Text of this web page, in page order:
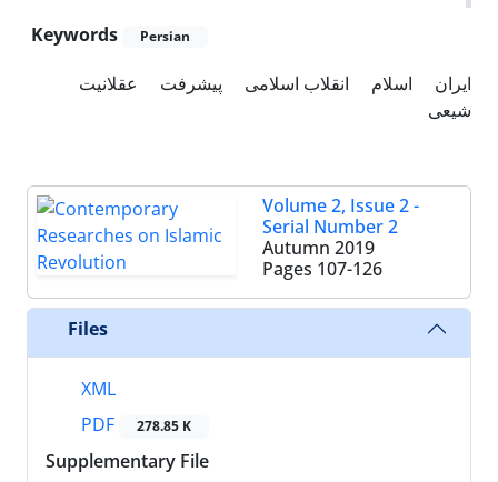
Keywords Persian
ایران اسلام انقلاب اسلامی پیشرفت
عقلانیت
شیعی
Volume 2, Issue 2 -
Serial Number 2
Autumn 2019
Pages 107-126
Files
XML
PDF
278.85 K
Supplementary File